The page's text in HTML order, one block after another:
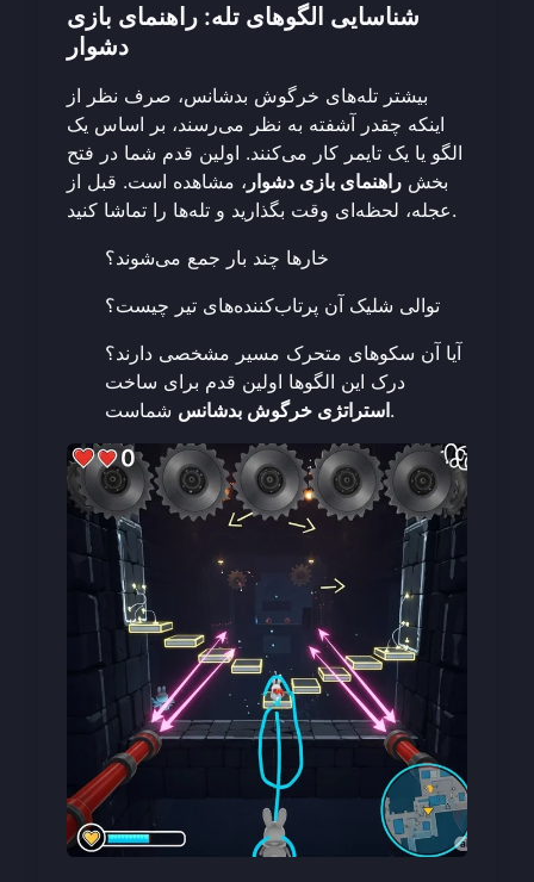
شناسایی الگوهای تله: راهنمای بازی
دشوار
بیشتر تله‌های خرگوش بدشانس، صرف نظر از
اینکه چقدر آشفته به نظر می‌رسند، بر اساس یک
الگو یا یک تایمر کار می‌کنند. اولین قدم شما در فتح
بخش راهنمای بازی دشوار ، مشاهده است. قبل از
عجله، لحظه‌ای وقت بگذارید و تله‌ها را تماشا کنید.
خارها چند بار جمع می‌شوند؟
توالی شلیک آن پرتاب‌کننده‌های تیر چیست؟
آیا آن سکوهای متحرک مسیر مشخصی دارند؟
درک این الگوها اولین قدم برای ساخت
استراتژی خرگوش بدشانسشماست.